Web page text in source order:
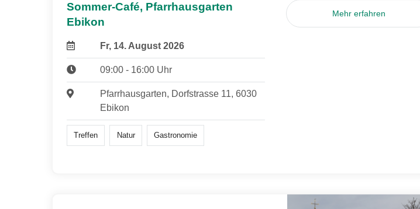
Sommer-Café, Pfarrhausgarten
Ebikon
Fr, 14. August 2026
09:00 - 16:00 Uhr
Pfarrhausgarten, Dorfstrasse 11, 6030
Ebikon
Treffen Natur Gastronomie
Mehr erfahren